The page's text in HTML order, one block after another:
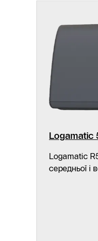
Logamatic
Logamatic
середньої і